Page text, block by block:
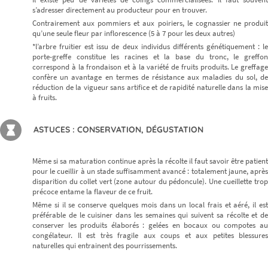
s’adresser directement au producteur pour en trouver.
Contrairement aux pommiers et aux poiriers, le cognassier ne produit
qu’une seule fleur par inflorescence (5 à 7 pour les deux autres)
*l’arbre fruitier est issu de deux individus différents génétiquement : le
porte-greffe constitue les racines et la base du tronc, le greffon
correspond à la frondaison et à la variété de fruits produits. Le greffage
confère un avantage en termes de résistance aux maladies du sol, de
réduction de la vigueur sans artifice et de rapidité naturelle dans la mise
à fruits.
ASTUCES : CONSERVATION, DÉGUSTATION
Même si sa maturation continue après la récolte il faut savoir être patient
pour le cueillir à un stade suffisamment avancé : totalement jaune, après
disparition du collet vert (zone autour du pédoncule). Une cueillette trop
précoce entame la flaveur de ce fruit.
Même si il se conserve quelques mois dans un local frais et aéré, il est
préférable de le cuisiner dans les semaines qui suivent sa récolte et de
conserver les produits élaborés : gelées en bocaux ou compotes au
congélateur. Il est très fragile aux coups et aux petites blessures
naturelles qui entrainent des pourrissements.